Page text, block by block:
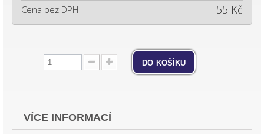
Cena bez DPH 55 Kč
do košíku
VÍCE INFORMACÍ